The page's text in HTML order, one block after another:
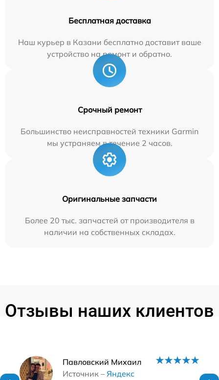
Бесплатная доставка
Наш курьер в Казани бесплатно доставит ваше
устройство на ремонт и обратно.
Срочный ремонт
Большинство неисправностей техники Garmin
мы устраняем в течение 2 часов.
Оригинальные запчасти
Более 20 тыс. запчастей от производителя в
наличии на собственных складах.
Отзывы наших клиентов
Павловский Михаил
Источник – Яндекс
Наши мастера